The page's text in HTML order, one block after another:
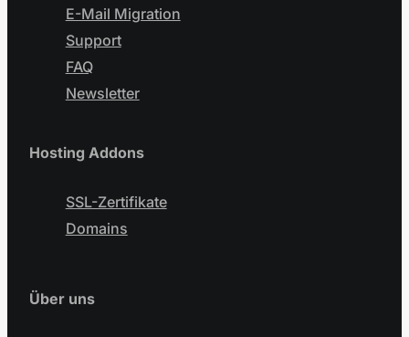
E-Mail Migration
Support
FAQ
Newsletter
Hosting Addons
SSL-Zertifikate
Domains
Über uns